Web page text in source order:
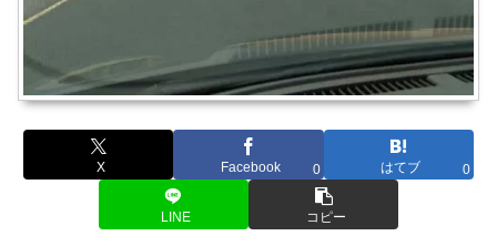
X Facebook 0 はてブ 0
LINE コピー